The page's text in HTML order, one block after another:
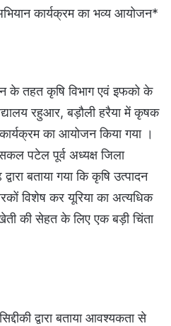
कार्यक्रम का‌ भव्य आयोजन*
के तहत कृषि विभाग एवं इफको के
रहुआर, बड़ौली हरैया में कृषक
का आयोजन किया गया ।
पटेल पूर्व अध्यक्ष जिला
बताया गया कि कृषि उत्पादन
विशेष कर यूरिया का अत्यधिक
की सेहत के लिए एक बड़ी चिंता
द्वारा बताया आवश्यकता से